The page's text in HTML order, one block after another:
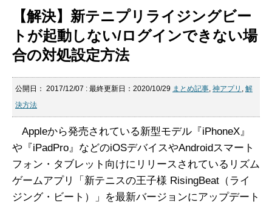
【解決】新テニプリライジングビー
トが起動しない/ログインできない場
合の対処設定方法
公開日： 2017/12/07 : 最終更新日：2020/10/29 まとめ記事, 神アプリ , 解
決方法
Appleから発売されている新型モデル『iPhoneX』
や『iPadPro』などのiOSデバイスやAndroidスマート
フォン・タブレット向けにリリースされているリズム
ゲームアプリ「新テニスの王子様 RisingBeat（ライ
ジング・ビート）」を最新バージョンにアップデート